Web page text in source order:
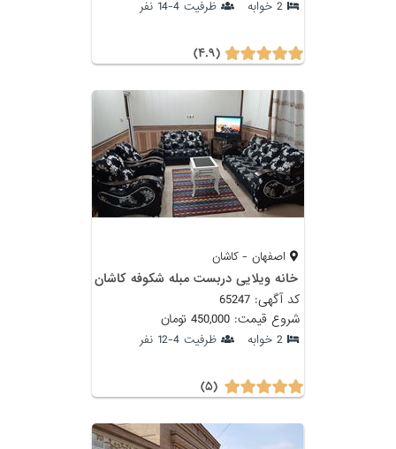
2 خوابه ظرفیت 4-14 نفر
(۴.۹)
اصفهان - کاشان
خانه ویلایی دربست مبله شکوفه کاشان
کد آگهی: 65247
شروع قیمت: 450,000 تومان
2 خوابه ظرفیت 4-12 نفر
(۵)